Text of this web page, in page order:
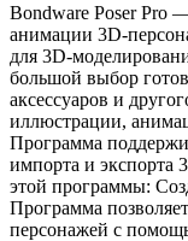
Bondware Poser Pro
анимации 3D-
для 3D-
большой выбор
аксессуаров и
иллюстрации,
Программа
импорта и экспорта
этой программы:
Программа
персонажей с